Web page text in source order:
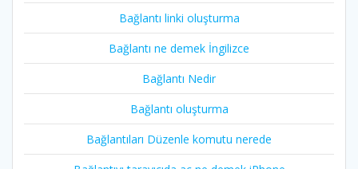
Bağlantı linki oluşturma
Bağlantı ne demek İngilizce
Bağlantı Nedir
Bağlantı oluşturma
Bağlantıları Düzenle komutu nerede